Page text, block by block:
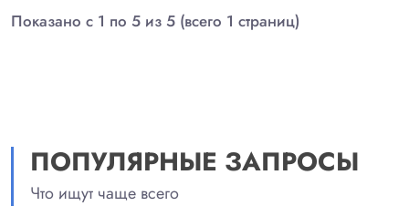
Показано с 1 по 5 из 5 (всего 1 страниц)
ПОПУЛЯРНЫЕ ЗАПРОСЫ
Что ищут чаще всего